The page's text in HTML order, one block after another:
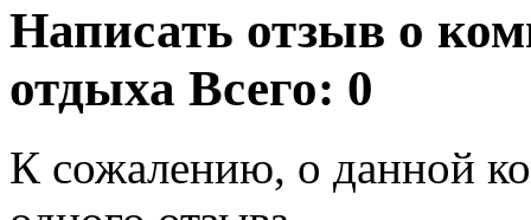
Написать отзыв о
отдыха Всего: 0
К сожалению, о данной